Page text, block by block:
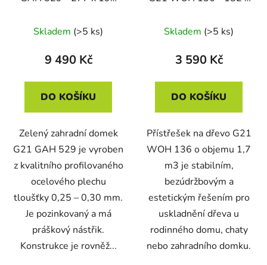
Skladem (>5 ks)
9 490 Kč
DO KOŠÍKU
Zelený zahradní domek
G21 GAH 529 je vyroben
z kvalitního profilovaného
ocelového plechu
tloušťky 0,25 – 0,30 mm.
Je pozinkovaný a má
práškový nástřik.
Konstrukce je rovněž...
Skladem (>5 ks)
3 590 Kč
DO KOŠÍKU
Přístřešek na dřevo G21
WOH 136 o objemu 1,7
m3 je stabilním,
bezúdržbovým a
estetickým řešením pro
uskladnění dřeva u
rodinného domu, chaty
nebo zahradního domku.